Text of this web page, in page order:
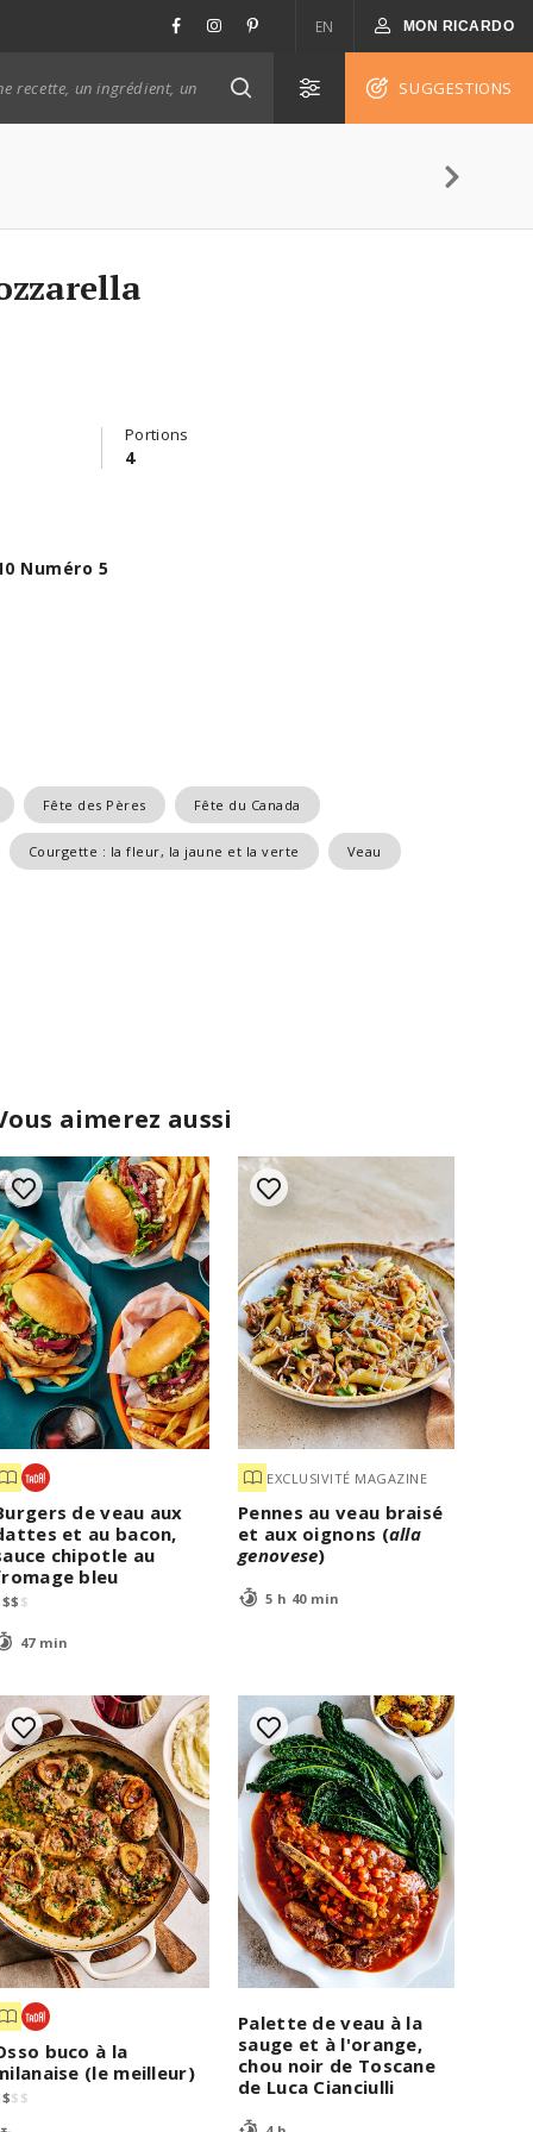
EN MON RICARDO
SUGGESTIONS
Portions
4
Numéro 5
Fête des Pères Fête du Canada
Courgette : la fleur, la jaune et la verte Veau
aimerez aussi
de veau aux
et au bacon,
chipotle au
bleu
$$ $
47 min
EXCLUSIVITÉ MAGAZINE
Pennes au veau braisé
et aux oignons (alla
genovese)
5 h 40 min
buco à la
(le meilleur)
$$ $
Palette de veau à la
sauge et à l'orange,
chou noir de Toscane
de Luca Cianciulli